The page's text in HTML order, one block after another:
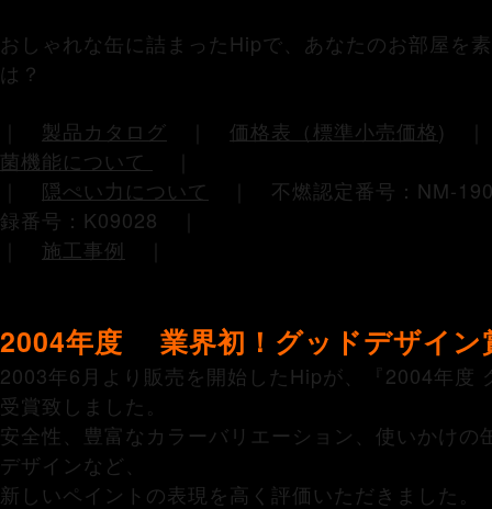
おしゃれな缶に詰まったHipで、あなたのお部屋を
は？
製品カタログ 価格表（標準小売価格)
菌機能について
隠ぺい力について
｜ 不燃認定番号：
録番号：K09028 ｜
施工事例
2004年度 業界初！グッドデザイン
2003年6月より販売を開始したHipが、『2004年度
受賞致しました。
安全性、豊富なカラーバリエーション、使いかけの
デザインなど、
新しいペイントの表現を高く評価いただきました。